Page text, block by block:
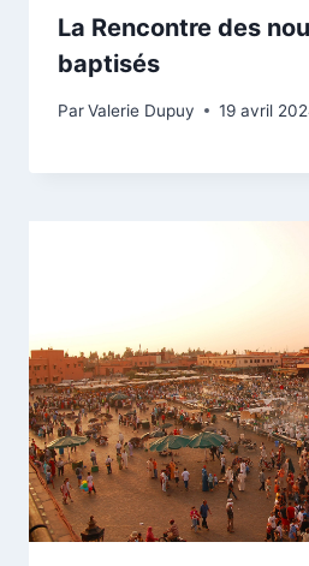
La Rencontre des
baptisés
ParValerie Dupuy 19 avril